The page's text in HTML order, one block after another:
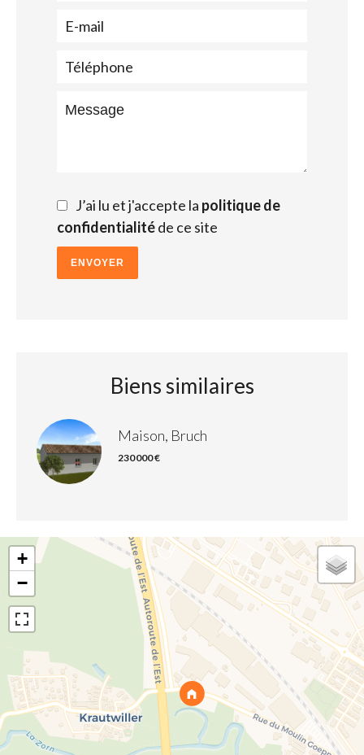
J’ai lu et j'accepte la politique de
confidentialitéde ce site
ENVOYER
Biens similaires
Maison, Bruch
230 000 €
+
−